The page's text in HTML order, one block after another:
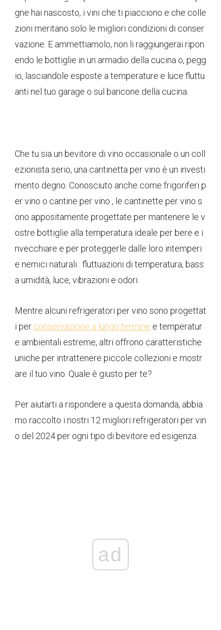
gne hai nascosto, i vini che ti piacciono e che colle
zioni meritano solo le migliori condizioni di conser
vazione. E ammettiamolo, non li raggiungerai ripon
endo le bottiglie in un armadio della cucina o, pegg
io, lasciandole esposte a temperature e luce fluttu
anti nel tuo garage o sul bancone della cucina.
Che tu sia un bevitore di vino occasionale o un coll
ezionista serio, una cantinetta per vino è un investi
mento degno. Conosciuto anche come frigoriferi p
er vino o cantine per vino , le cantinette per vino s
ono appositamente progettate per mantenere le v
ostre bottiglie alla temperatura ideale per bere e i
nvecchiare e per proteggerle dalle loro intemperi
e nemici naturali : fluttuazioni di temperatura, bass
a umidità, luce, vibrazioni e odori.
Mentre alcuni refrigeratori per vino sono progettat
i per conservazione a lungo termine e temperatur
e ambientali estreme, altri offrono caratteristiche
uniche per intrattenere piccole collezioni e mostr
are il tuo vino. Quale è giusto per te?
Per aiutarti a rispondere a questa domanda, abbia
mo raccolto i nostri 12 migliori refrigeratori per vin
o del 2024 per ogni tipo di bevitore ed esigenza.
ad